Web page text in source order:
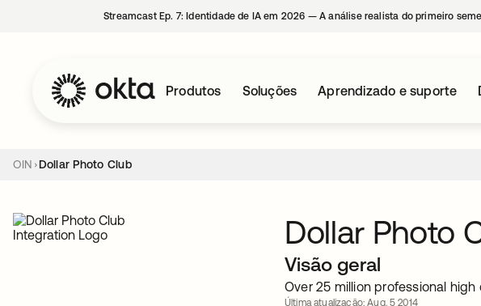
Streamcast Ep. 7: Identidade de IA em 2026 — A análise realista do primeiro
Produtos Soluções Aprendizado e suporte
OIN Dollar Photo Club
Dollar Photo
Visão geral
Over 25 million professional
Última atualização: Aug. 5 2014